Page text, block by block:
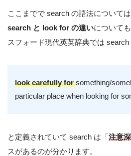
ここまでで search の語法について
search と look for の違いについて
スフォード現代英英辞典では search
look carefully for something/
particular place when looking for
と定義されていて search は「注意
スがあるのが分かります。